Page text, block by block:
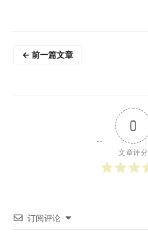
← 前一篇文章
0
文章评分
订阅评论